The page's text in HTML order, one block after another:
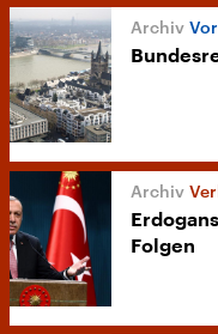
Folgen